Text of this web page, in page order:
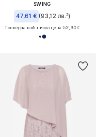
SWING
47,61 € (93,12 лв.³)
Последна най-ниска цена:52,90 €